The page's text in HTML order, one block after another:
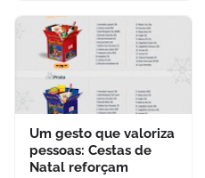
Um gesto que valoriza
pessoas: Cestas de
Natal reforçam